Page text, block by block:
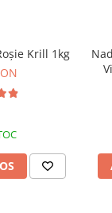
Krill 1kg